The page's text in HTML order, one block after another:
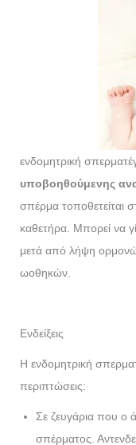
ενδομητρική
υποβοηθούμενης
σπέρμα τοποθετείται
καθετήρα. Μπορεί να
μετά από λήψη
ωοθηκών.
Ενδείξεις
Η ενδομητρική
περιπτώσεις:
Σε ζευγάρια που ο
σπἐρματος.